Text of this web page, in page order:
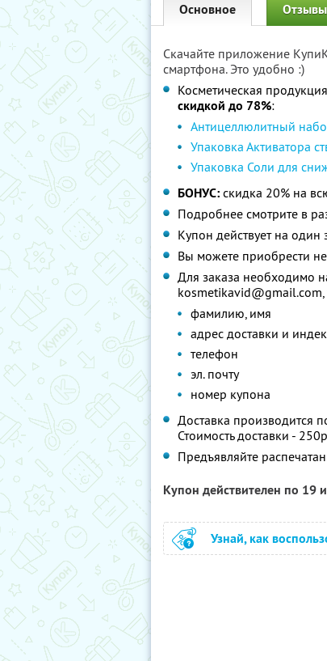
Основное Отзывы
Скачайте приложение
смартфона. Это удобно :)
Косметическая
скидкой до 78%:
Антицеллюлитный
Упаковка Активатора
Упаковка Соли для
БОНУС: скидка 20% на
Подробнее смотрите в
Купон действует на один
Вы можете приобрести
Для заказа необходимо
kosmetikavid@gmail.com,
фамилию, имя
адрес доставки и
телефон
эл. почту
номер купона
Доставка производится
Стоимость доставки -
Предъявляйте
Купон действителен по 19
Узнай, как